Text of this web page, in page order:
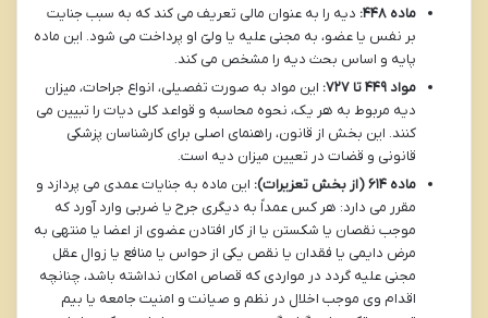
ماده ۴۴۸:
دیه را به عنوان مالی تعریف می کند که به سبب جنایت
بر نفس یا عضو، به مجنی علیه یا ولیّ او پرداخت می شود. این ماده
پایه و اساس بحث دیه را مشخص می کند.
مواد ۴۴۹ تا ۷۲۷:
این مواد به صورت تفصیلی، انواع جراحات، میزان
دیه مربوط به هر یک، نحوه محاسبه و قواعد کلی دیات را تبیین می
کنند. این بخش از قانون، راهنمای اصلی برای کارشناسان پزشکی
قانونی و قضات در تعیین میزان دیه است.
ماده ۶۱۴ (از بخش تعزیرات):
این ماده به جنایات عمدی می پردازد و
مقرر می دارد: هر کس عمداً به دیگری جرح یا ضربی وارد آورد که
موجب نقصان یا شکستن یا از کار افتادن عضوی از اعضا یا منتهی به
مرض دایمی یا فقدان یا نقص یکی از حواس یا منافع یا زوال عقل
مجنی علیه گردد در مواردی که قصاص امکان نداشته باشد، چنانچه
اقدام وی موجب اخلال در نظم و صیانت و امنیت جامعه یا بیم